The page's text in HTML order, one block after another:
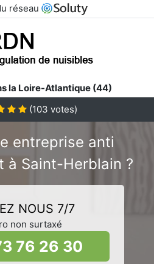
réseau
la Loire-Atlantique (44)
(103 votes)
entreprise anti
à Saint-Herblain ?
NOUS 7/7
non surtaxé
76 26 30